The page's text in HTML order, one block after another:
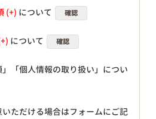
について 確認
について 確認
」「個人情報の取り扱い」につい
ただける場合はフォームにご記